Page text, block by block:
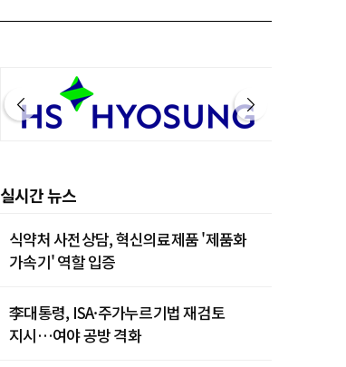
실시간 뉴스
식약처 사전상담, 혁신의료제품 '제품화
가속기' 역할 입증
李대통령, ISA·주가누르기법 재검토
지시…여야 공방 격화